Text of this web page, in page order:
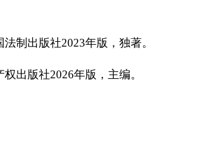
制出版社2023年版，独著。
出版社2026年版，主编。